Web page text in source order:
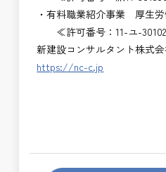
・有料職業紹介事業 厚生
≪許可番号：11-ユ-
新建設コンサルタント株式
https://nc-c.jp